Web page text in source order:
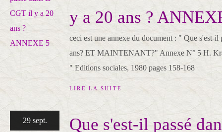
y a 20 ans ?
ceci est une annexe du document : " Que s'est-
ans? ET MAINTENANT?" Annexe N° 5 H.
" Editions sociales, 1980 pages 158-168
LIRE LA SUITE
29 sept.
Que s'est-il passé